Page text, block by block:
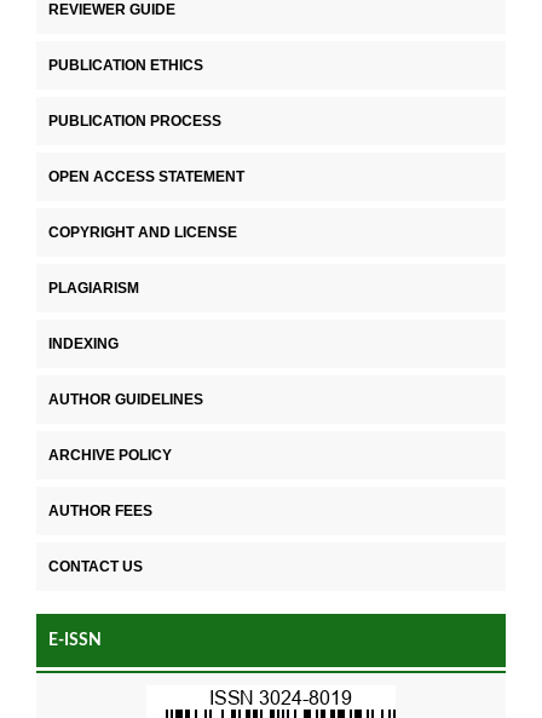
REVIEWER GUIDE
PUBLICATION ETHICS
PUBLICATION PROCESS
OPEN ACCESS STATEMENT
COPYRIGHT AND LICENSE
PLAGIARISM
INDEXING
AUTHOR GUIDELINES
ARCHIVE POLICY
AUTHOR FEES
CONTACT US
E-ISSN